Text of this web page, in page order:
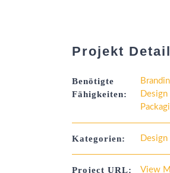
Projekt
Benötigte
Fähigkeiten:
Design
Kategorien: Design
Project URL: View